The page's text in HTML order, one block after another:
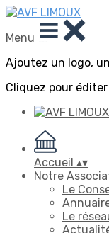
Menu
Ajoutez un logo,
Cliquez pour éditer
Accueil ▴▾
Notre
Le
Le